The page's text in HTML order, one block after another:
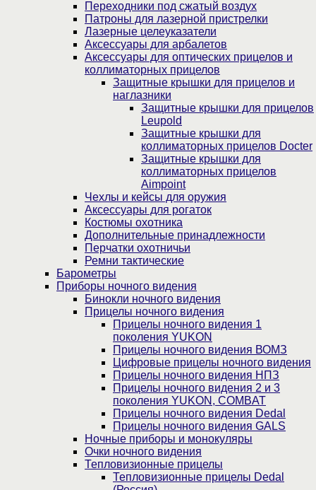
Переходники под сжатый воздух
Патроны для лазерной пристрелки
Лазерные целеуказатели
Аксессуары для арбалетов
Аксессуары для оптических прицелов и
коллиматорных прицелов
Защитные крышки для прицелов и
наглазники
Защитные крышки для прицелов
Leupold
Защитные крышки для
коллиматорных прицелов Docter
Защитные крышки для
коллиматорных прицелов
Aimpoint
Чехлы и кейсы для оружия
Аксессуары для рогаток
Костюмы охотника
Дополнительные принадлежности
Перчатки охотничьи
Ремни тактические
Барометры
Приборы ночного видения
Бинокли ночного видения
Прицелы ночного видения
Прицелы ночного видения 1
поколения YUKON
Прицелы ночного видения ВОМЗ
Цифровые прицелы ночного видения
Прицелы ночного видения НПЗ
Прицелы ночного видения 2 и 3
поколения YUKON, COMBAT
Прицелы ночного видения Dedal
Прицелы ночного видения GALS
Ночные приборы и монокуляры
Очки ночного видения
Тепловизионные прицелы
Тепловизионные прицелы Dedal